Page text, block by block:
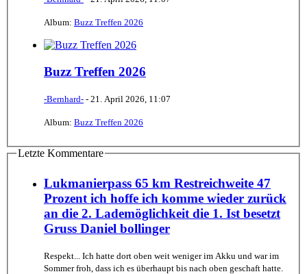
Album: Buzz Treffen 2026
Buzz Treffen 2026
-Bernhard- - 21. April 2026, 11:07
Album: Buzz Treffen 2026
Letzte Kommentare
Lukmanierpass 65 km Restreichweite 47
Prozent ich hoffe ich komme wieder zurück
an die 2. Lademöglichkeit die 1. Ist besetzt
Gruss Daniel bollinger
Respekt... Ich hatte dort oben weit weniger im Akku und war im
Sommer froh, dass ich es überhaupt bis nach oben geschaft hatte.